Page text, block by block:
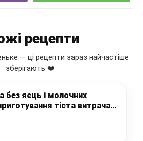
рецепти
— ці рецепти зараз найчастіше
зберігають ❤️
без яєць і молочних
тіста витрачаю
простіше рецепта не
шоколадного